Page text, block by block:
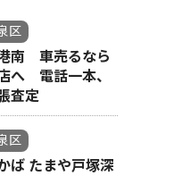
区
南 車売るなら
へ 電話一本、
査定
区
ば たまや戸塚深